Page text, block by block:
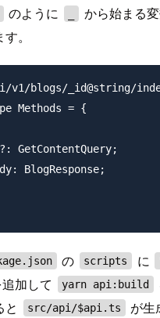
のように から始まる変
。
blogs/_id@string/
Methods = {
GetContentQuery;
BlogResponse;
の scripts に
追加して yarn api:build
と
src/api/$api.ts
が生